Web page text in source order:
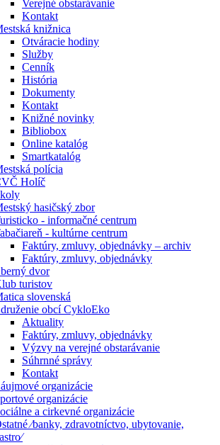
Verejné obstarávanie
Kontakt
knižnica
Otváracie hodiny
Služby
Cenník
História
Dokumenty
Kontakt
Knižné novinky
Bibliobox
Online katalóg
Smartkatalóg
polícia
Holíč
hasičský zbor
- informačné centrum
- kultúrne centrum
Faktúry, zmluvy, objednávky – archiv
Faktúry, zmluvy, objednávky
dvor
turistov
slovenská
obcí CykloEko
Aktuality
Faktúry, zmluvy, objednávky
Výzvy na verejné obstarávanie
Súhrnné správy
Kontakt
organizácie
organizácie
a cirkevné organizácie
⁄banky, zdravotníctvo, ubytovanie,